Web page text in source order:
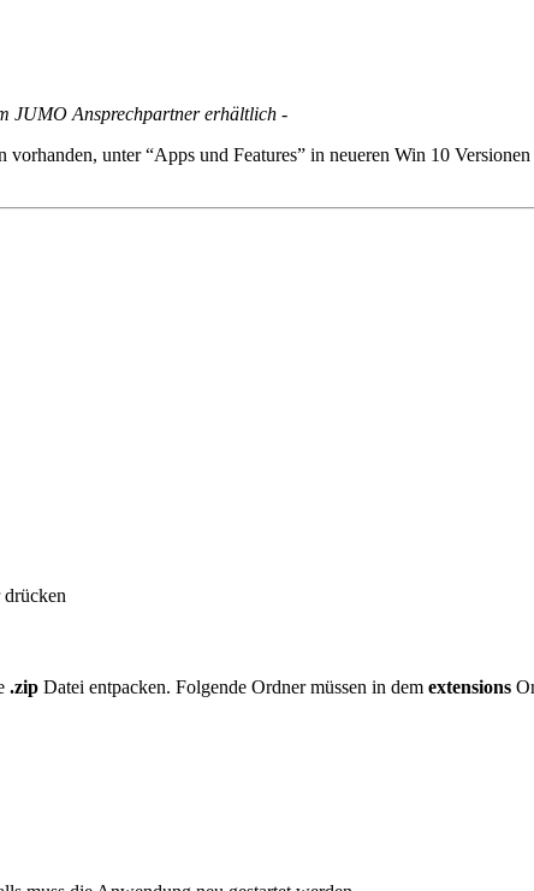
JUMO Ansprechpartner erhältlich -
vorhanden, unter “Apps und Features” in neueren Win 10
drücken
.zip Datei entpacken. Folgende Ordner müssen in dem extensions